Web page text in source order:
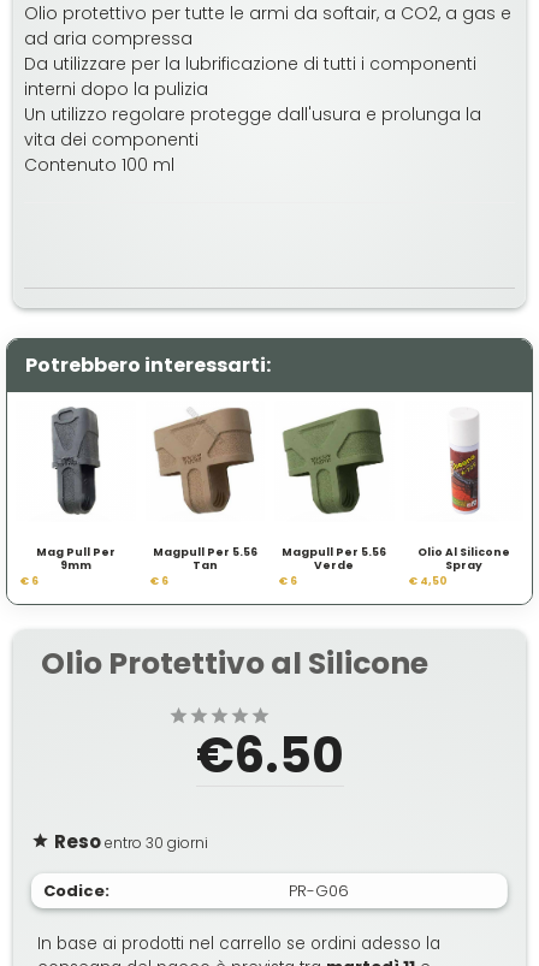
Olio protettivo per tutte le armi da softair, a CO2, a gas e
ad aria compressa
Da utilizzare per la lubrificazione di tutti i componenti
interni dopo la pulizia
Un utilizzo regolare protegge dall'usura e prolunga la
vita dei componenti
Contenuto 100 ml
Potrebbero interessarti:
Mag Pull Per
9mm
€ 6
Magpull Per 5.56
Tan
€ 6
Magpull Per 5.56
Verde
€ 6
Olio Al Silicone
Spray
€ 4,50
Olio Protettivo al Silicone
€6.50
Resoentro 30 giorni
Codice: PR-G06
In base ai prodotti nel carrello se ordini adesso la